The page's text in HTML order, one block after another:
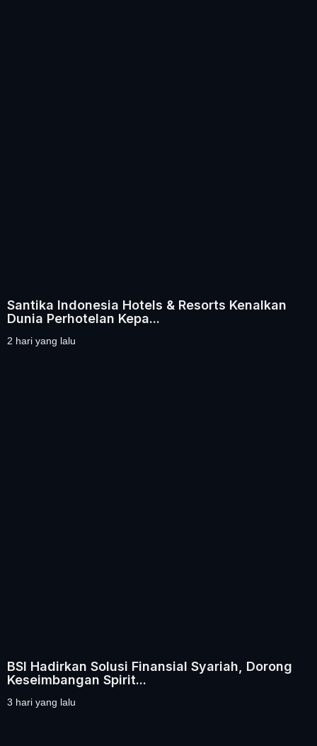
Santika Indonesia Hotels & Resorts Kenalkan
Dunia Perhotelan Kepa...
2 hari yang lalu
BSI Hadirkan Solusi Finansial Syariah, Dorong
Keseimbangan Spirit...
3 hari yang lalu